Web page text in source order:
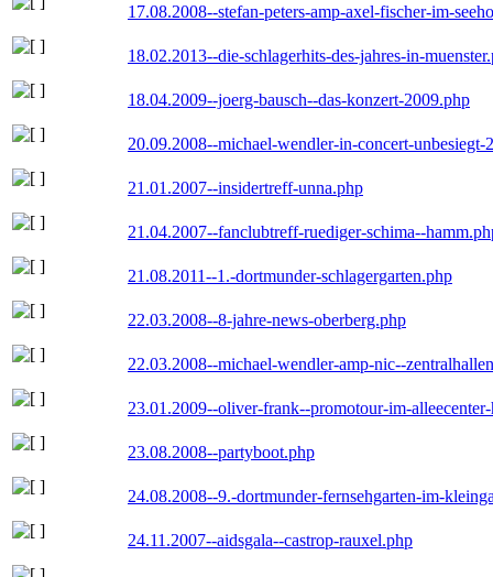
17.08.2008--stefan-peters-amp-axel-fischer-im-
18.02.2013--die-schlagerhits-des-jahres-in-
18.04.2009--joerg-bausch--das-konzert-2009.php
20.09.2008--michael-wendler-in-concert-unbesiegt-
21.01.2007--insidertreff-unna.php
21.04.2007--fanclubtreff-ruediger-schima--
21.08.2011--1.-dortmunder-schlagergarten.php
22.03.2008--8-jahre-news-oberberg.php
22.03.2008--michael-wendler-amp-nic--
23.01.2009--oliver-frank--promotour-im-
23.08.2008--partyboot.php
24.08.2008--9.-dortmunder-fernsehgarten-im-
24.11.2007--aidsgala--castrop-rauxel.php